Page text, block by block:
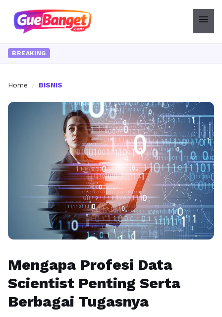
menu
BREAKING
Home / BISNIS
Mengapa Profesi Data
Scientist Penting Serta
Berbagai Tugasnya